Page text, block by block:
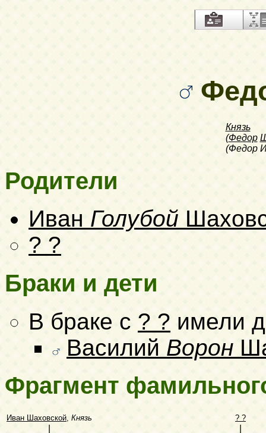
Князь
(Федор
(Федор
Родители
Иван Голубой
? ?
Браки и дети
В браке с ? ? имели
Василий Ворон
Фрагмент
Иван Шаховской, Князь ? ?